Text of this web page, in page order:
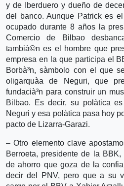
y de Iberduero y dueño de
del banco. Aunque Patrick es
ocupado durante 8 años la
Comercio de Bilbao
tambià©n es el hombre que
empresa en la que participa el
Borbà³n, sà­mbolo con el que
oligarquà­a de Neguri, que
fundacià³n para construir un
Bilbao. Es decir, su polà­tica
Neguri y esa polà­tica pasa hoy
pacto de Lizarra-Garazi.
– Otro elemento clave
Berroeta, presidente de la
de ahorro que goza de la
decir del PNV, pero que a su